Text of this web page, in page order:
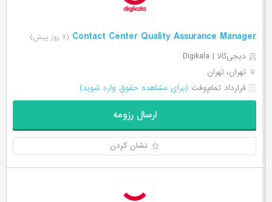
Contact Center Quality Assurance Manager (۷ روز پیش)
دیجی‌‌کالا | Digikala
تهران، تهران
قرارداد تمام‌وقت (برای مشاهده حقوق وارد شوید)
ارسال رزومه
نشان کردن